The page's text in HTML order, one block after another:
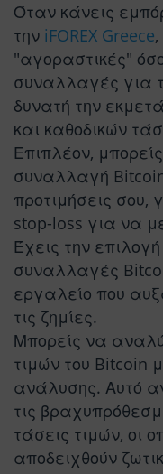
Όταν κάνεις
την iFOREX Greece
"αγοραστικές"
συναλλαγές για
δυνατή την
και καθοδικών
Επιπλέον,
συναλλαγή
προτιμήσεις
stop-loss για να
Έχεις την
συναλλαγές
εργαλείο που
τις ζημίες.
Μπορείς να
τιμών του Bitcoin
ανάλυσης. Αυτό
τις
τάσεις τιμών, οι
αποδειχθούν